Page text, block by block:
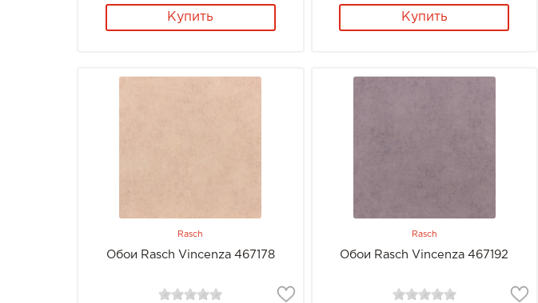
Купить Купить
Rasch
Обои Rasch Vincenza 467178
Rasch
Обои Rasch Vincenza 467192